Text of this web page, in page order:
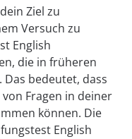
Ziel zu
Versuch zu
English
die in früheren
bedeutet, dass
Fragen in deiner
können. Die
English